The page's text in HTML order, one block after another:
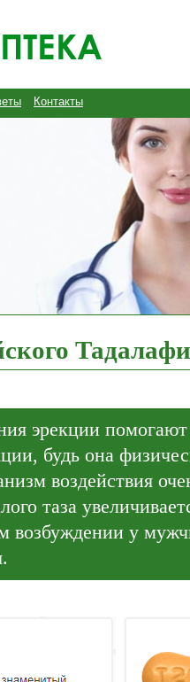
Контакты
эрекции
будь она
воздействия
таза
возбуждении у